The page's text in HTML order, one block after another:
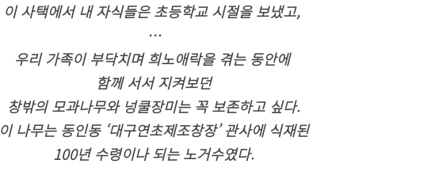
이 사택에서 내 자식들은 초등학교 시절을 보냈고,
…
우리 가족이 부닥치며 희노애락을 겪는 동안에
함께 서서 지켜보던
창밖의 모과나무와 넝쿨장미는 꼭 보존하고 싶다.
이 나무는 동인동 ‘대구연초제조창장’ 관사에 식재된
100년 수령이나 되는 노거수였다.